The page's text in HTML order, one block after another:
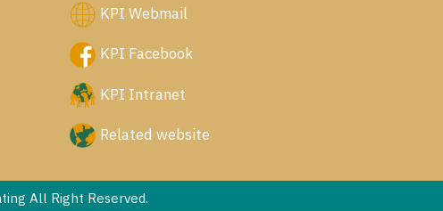
KPI Webmail
KPI Facebook
KPI Intranet
Related website
All Right Reserved.